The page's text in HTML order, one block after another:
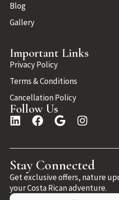
Blog
Gallery
Important Links
Privacy Policy
Terms & Conditions
Cancellation Policy
Follow Us
Stay Connected
Get exclusive offers, nature
your Costa Rican adventure.